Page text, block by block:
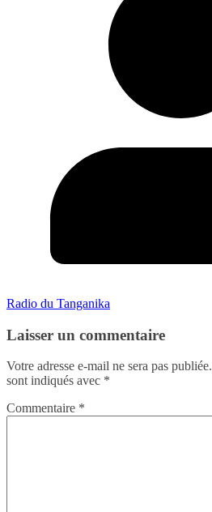
Radio du Tanganika
Laisser un commentaire
Votre adresse e-mail ne sera pas publiée.
sont indiqués avec *
Commentaire *